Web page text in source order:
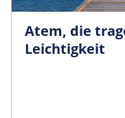
Atem, die
Leichtigkeit